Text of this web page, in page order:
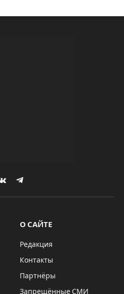
VKontakteTelegram
О САЙТЕ
Редакция
Контакты
Партнёры
Запрещённые СМИ